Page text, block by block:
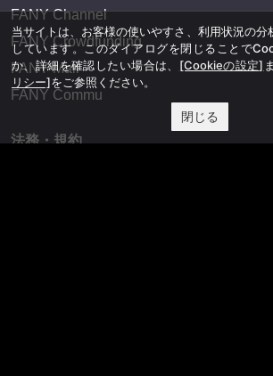
FANY Channel
FANY Crowdfunding
FANY Mall
FANY Commu
法務・規約
当サイトは、お客様の使いやすさ、利用状況の
しています。このダイアログを閉じることで
か、詳細を確認したい場合は、 [Cookieの設定]
リシー]をご参照ください。
閉じる